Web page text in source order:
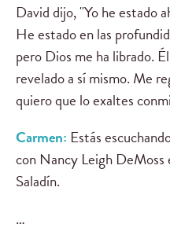
David dijo, "Yo he estado
He estado en las
pero Dios me ha librado.
revelado a sí mismo. Me
quiero que lo exaltes
Carmen: Estás
con Nancy Leigh DeMoss
Saladín.
…